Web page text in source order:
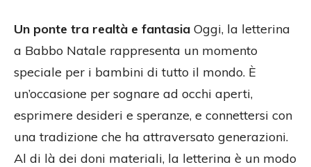
Un ponte tra realtà e fantasia Oggi, la letterina
a Babbo Natale rappresenta un momento
speciale per i bambini di tutto il mondo. È
un’occasione per sognare ad occhi aperti,
esprimere desideri e speranze, e connettersi con
una tradizione che ha attraversato generazioni.
Al di là dei doni materiali, la letterina è un modo